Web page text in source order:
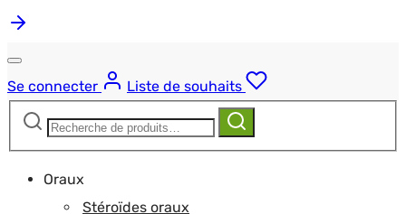
Se connecter
Liste de souhaits
Recherche
Recherche
Oraux
Stéroïdes oraux